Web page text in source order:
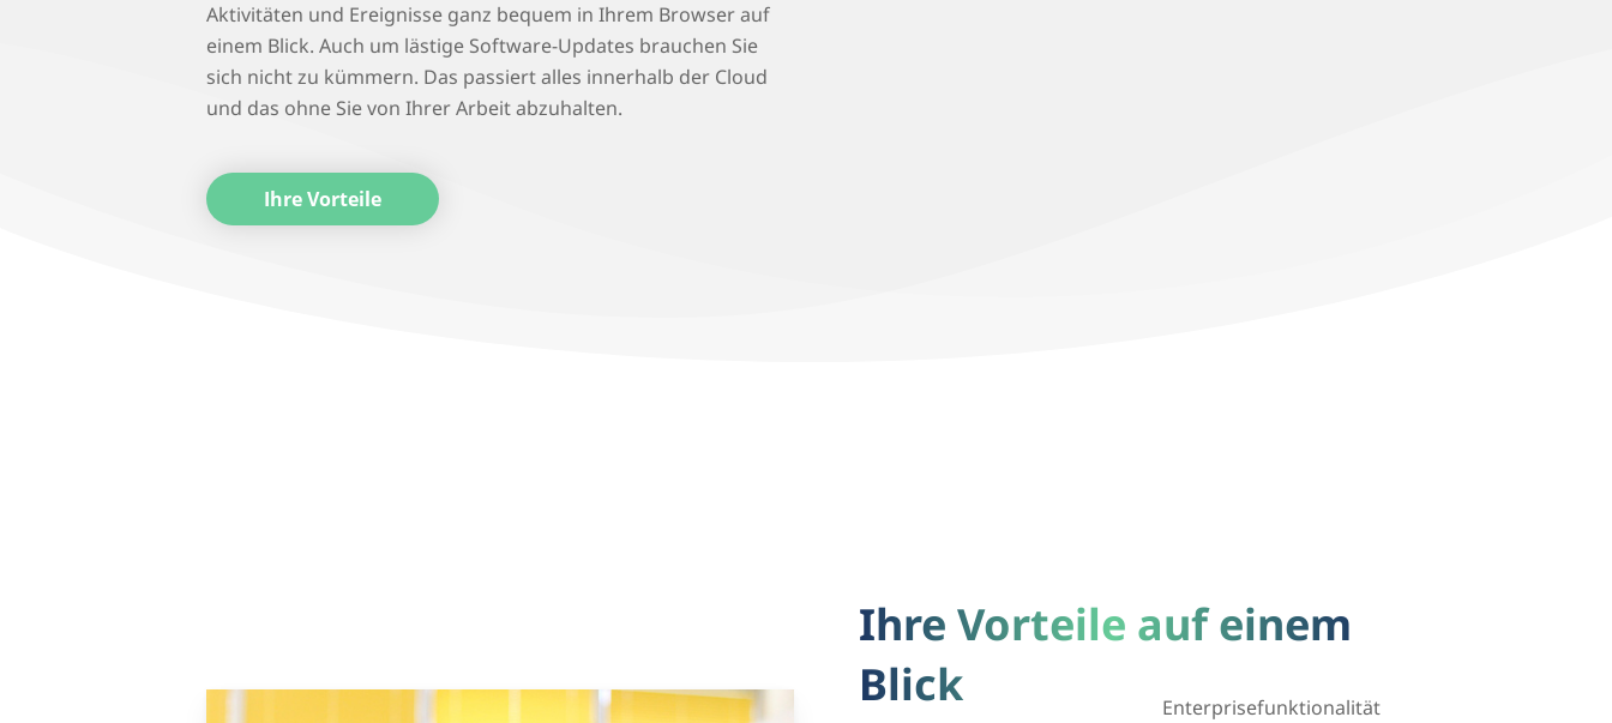
Aktivitäten und Ereignisse ganz bequem in Ihrem Browser auf
einem Blick. Auch um lästige Software-Updates brauchen Sie
sich nicht zu kümmern. Das passiert alles innerhalb der Cloud
und das ohne Sie von Ihrer Arbeit abzuhalten.
Ihre Vorteile
Ihre Vorteile auf einem
Blick
Enterprisefunktionalität